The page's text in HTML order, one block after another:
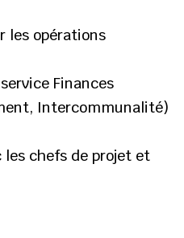
les opérations
Finances
Intercommunalité)
les chefs de projet et